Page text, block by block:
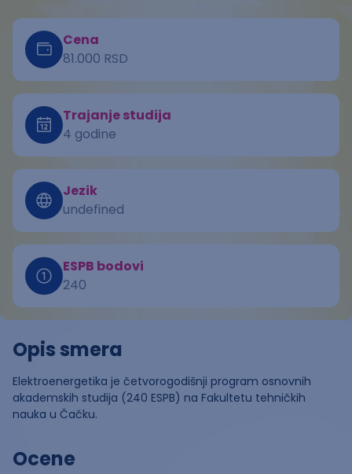
Cena
81.000 RSD
Trajanje studija
4 godine
Jezik
undefined
ESPB bodovi
240
Opis smera
Elektroenergetika je četvorogodišnji program osnovnih
akademskih studija (240 ESPB) na Fakultetu tehničkih
nauka u Čačku.
Ocene